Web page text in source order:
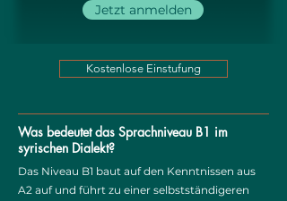
Jetzt anmelden
Kostenlose Einstufung
Was bedeutet das Sprachniveau B1 im
syrischen Dialekt?
Das Niveau B1 baut auf den Kenntnissen aus
A2 auf und führt zu einer selbstständigeren